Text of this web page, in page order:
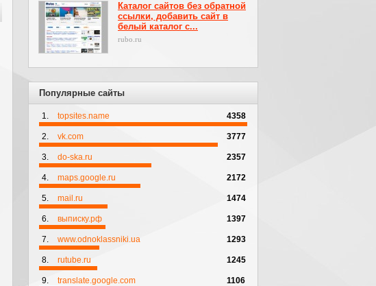
Каталог сайтов без обратной
ссылки, добавить сайт в
белый каталог с...
rubo.ru
Популярные сайты
1. topsites.name 4358
2. vk.com 3777
3. do-ska.ru 2357
4. maps.google.ru 2172
5. mail.ru 1474
6. выписку.рф 1397
7. www.odnoklassniki.ua 1293
8. rutube.ru 1245
9. translate.google.com 1106